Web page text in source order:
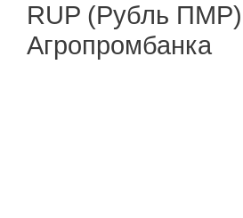
RUP (Рубль ПМР)
Агропромбанка